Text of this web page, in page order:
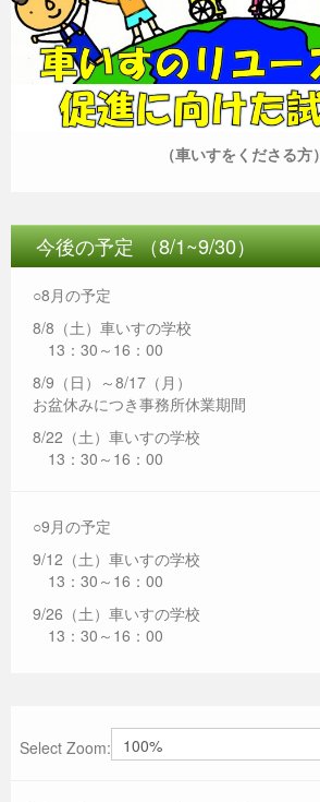
（車いすをくださる方）
今後の予定 （8/1~9/30）
○8月の予定
8/8（土）車いすの学校
13：30～16：00
8/9（日）～8/17（月）
お盆休みにつき事務所休業期間
8/22（土）車いすの学校
13：30～16：00
○9月の予定
9/12（土）車いすの学校
13：30～16：00
9/26（土）車いすの学校
13：30～16：00
Select Zoom: